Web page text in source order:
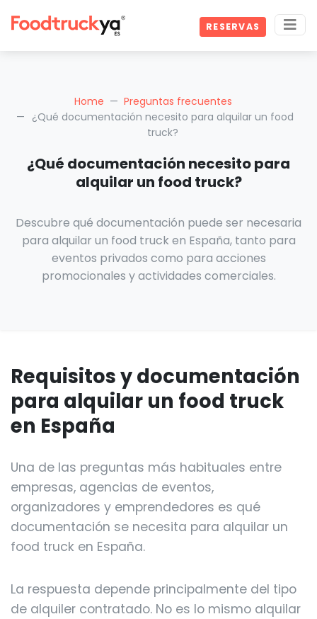
RESERVAS
Home
Preguntas frecuentes
¿Qué documentación necesito para alquilar un food
truck?
¿Qué documentación necesito para
alquilar un food truck?
Descubre qué documentación puede ser necesaria
para alquilar un food truck en España, tanto para
eventos privados como para acciones
promocionales y actividades comerciales.
Requisitos y documentación
para alquilar un food truck
en España
Una de las preguntas más habituales entre
empresas, agencias de eventos,
organizadores y emprendedores es qué
documentación se necesita para alquilar un
food truck en España.
La respuesta depende principalmente del tipo
de alquiler contratado. No es lo mismo alquilar